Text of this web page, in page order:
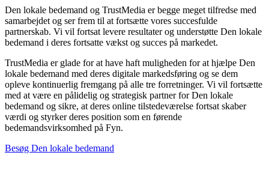
Den lokale bedemand og TrustMedia er begge meget tilfredse med
samarbejdet og ser frem til at fortsætte vores succesfulde
partnerskab. Vi vil fortsat levere resultater og understøtte Den lokale
bedemand i deres fortsatte vækst og succes på markedet.
TrustMedia er glade for at have haft muligheden for at hjælpe Den
lokale bedemand med deres digitale markedsføring og se dem
opleve kontinuerlig fremgang på alle tre forretninger. Vi vil fortsætte
med at være en pålidelig og strategisk partner for Den lokale
bedemand og sikre, at deres online tilstedeværelse fortsat skaber
værdi og styrker deres position som en førende
bedemandsvirksomhed på Fyn.
Besøg Den lokale bedemand